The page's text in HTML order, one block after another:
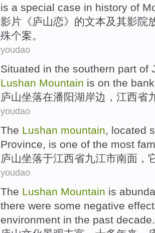
is a special case in history of
影片《庐山恋》 的文本及其影院
殊个案。
youdao
Situated in the southern part of
Lushan Mountain is on the
庐山坐落在潘阳湖岸边， 江西省
youdao
The Lushan mountain, located
Province, is one of the most
庐山坐落于江西省九江市南面 ，
youdao
The Lushan Mountain is
there were some negative
environment in the past decade.